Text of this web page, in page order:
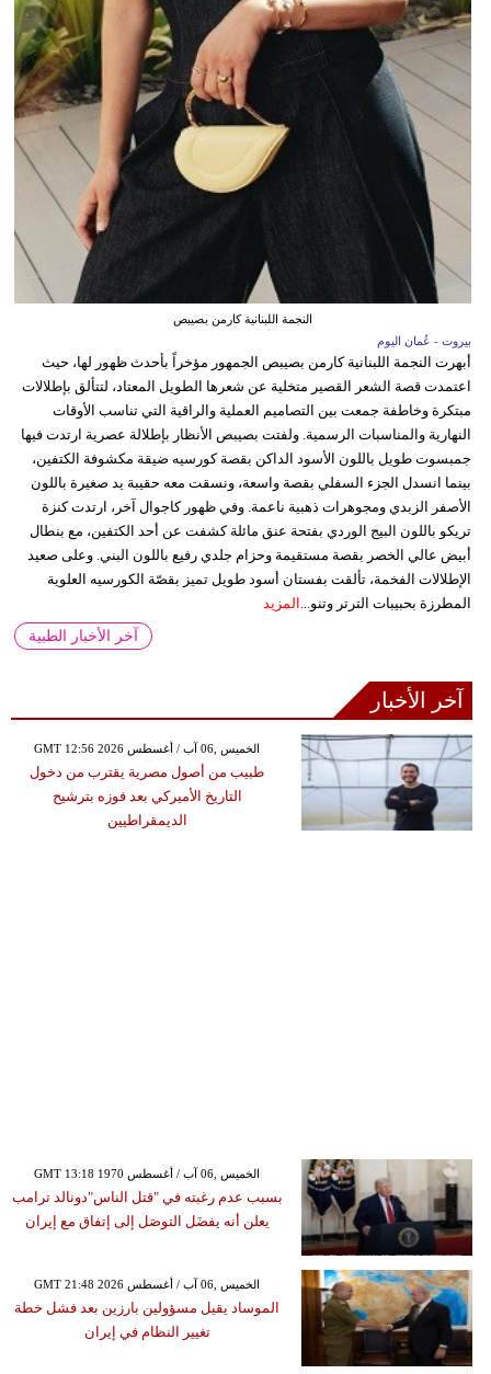
النجمة اللبنانية كارمن بصيبص
بيروت - عُمان اليوم
أبهرت النجمة اللبنانية كارمن بصيبص الجمهور مؤخراً بأحدث ظهور لها، حيث
اعتمدت قصة الشعر القصير متخلية عن شعرها الطويل المعتاد، لتتألق بإطلالات
مبتكرة وخاطفة جمعت بين التصاميم العملية والراقية التي تناسب الأوقات
النهارية والمناسبات الرسمية. ولفتت بصيبص الأنظار بإطلالة عصرية ارتدت فيها
جمبسوت طويل باللون الأسود الداكن بقصة كورسيه ضيقة مكشوفة الكتفين،
بينما انسدل الجزء السفلي بقصة واسعة، ونسقت معه حقيبة يد صغيرة باللون
الأصفر الزبدي ومجوهرات ذهبية ناعمة. وفي ظهور كاجوال آخر، ارتدت كنزة
تريكو باللون البيج الوردي بفتحة عنق مائلة كشفت عن أحد الكتفين، مع بنطال
أبيض عالي الخصر بقصة مستقيمة وحزام جلدي رفيع باللون البني. وعلى صعيد
الإطلالات الفخمة، تألقت بفستان أسود طويل تميز بقصّة الكورسيه العلوية
المطرزة بحبيبات الترتر وتنو... المزيد
آخر الأخبار الطبية
آخر الأخبار
GMT 12:56 2026 الخميس ,06 آب / أغسطس
طبيب من أصول مصرية يقترب من دخول
التاريخ الأميركي بعد فوزه بترشيح
الديمقراطيين
GMT 13:18 1970 الخميس ,06 آب / أغسطس
بسبب عدم رغبته في "قتل الناس"دونالد ترامب
يعلن أنه يفضَل التوصَل إلى إتفاق مع إيران
GMT 21:48 2026 الخميس ,06 آب / أغسطس
الموساد يقيل مسؤولين بارزين بعد فشل خطة
تغيير النظام في إيران